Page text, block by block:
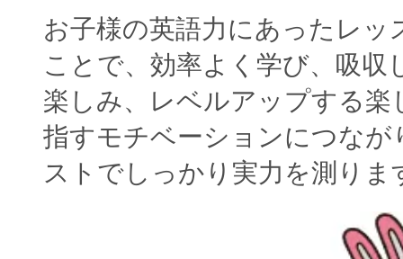
お子様の英語力にあったレッ
ことで、効率よく学び、吸収
楽しみ、レベルアップする楽
指すモチベーションにつなが
ストでしっかり実力を測りま